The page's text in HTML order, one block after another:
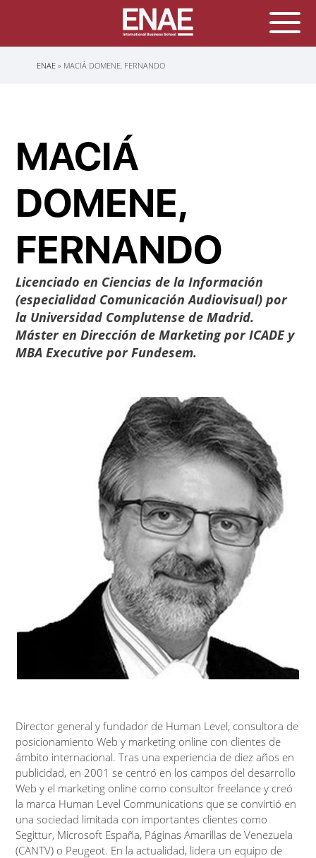
Sobrescribir
ENAE MACIÁ DOMENE, FERNANDO
MACIÁ
DOMENE,
FERNANDO
Licenciado en Ciencias de la Información
(especialidad Comunicación Audiovisual) por
la Universidad Complutense de Madrid.
Máster en Dirección de Marketing por ICADE y
MBA Executive por Fundesem.
Director general y fundador de Human Level, consultora de
posicionamiento Web y marketing online con clientes de
ámbito internacional. Tras una experiencia de diez años en
publicidad, en 2001 se centró en los campos del desarrollo
Web y el marketing online como consultor freelance y creó
la marca Human Level Communications que se convirtió en
una sociedad limitada con importantes clientes como
Segittur, Microsoft España, Páginas Amarillas de Venezuela
(CANTV) o Peugeot. En la actualidad, lidera un equipo de